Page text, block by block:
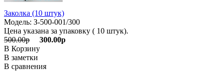
Заколка (10 штук)
Модель: З-500-001/300
Цена указана за упаковку ( 10 штук).
500.00р
300.00р
В Корзину
В заметки
В сравнения